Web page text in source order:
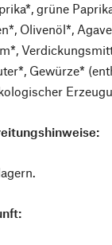
grüne
Olivenöl*,
Gewürze*